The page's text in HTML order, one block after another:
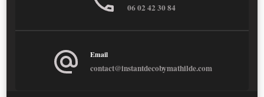
06 02 42 30 84
Email
contact@instantdecobymathilde.com